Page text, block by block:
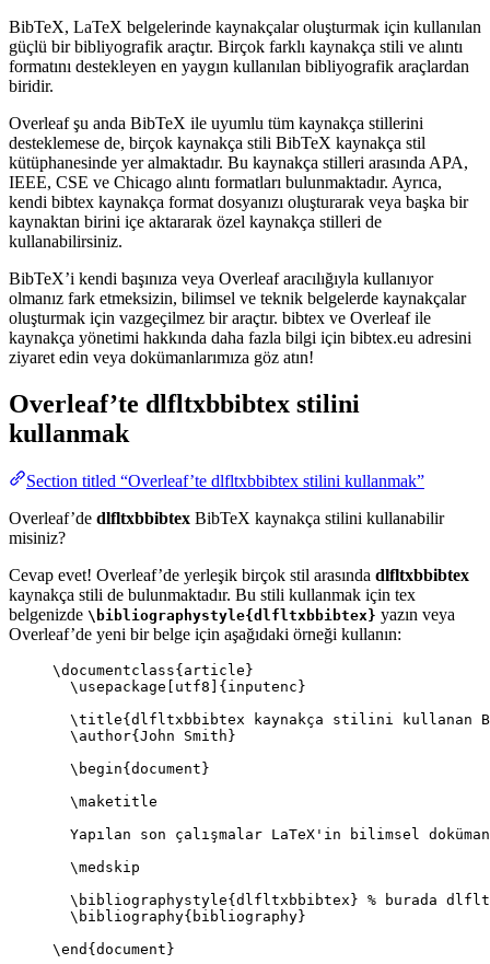
BibTeX, LaTeX belgelerinde kaynakçalar oluşturmak için kullanılan
güçlü bir bibliyografik araçtır. Birçok farklı kaynakça stili ve alıntı
formatını destekleyen en yaygın kullanılan bibliyografik araçlardan
biridir.
Overleaf şu anda BibTeX ile uyumlu tüm kaynakça stillerini
desteklemese de, birçok kaynakça stili BibTeX kaynakça stil
kütüphanesinde yer almaktadır. Bu kaynakça stilleri arasında APA,
IEEE, CSE ve Chicago alıntı formatları bulunmaktadır. Ayrıca,
kendi bibtex kaynakça format dosyanızı oluşturarak veya başka bir
kaynaktan birini içe aktararak özel kaynakça stilleri de
kullanabilirsiniz.
BibTeX’i kendi başınıza veya Overleaf aracılığıyla kullanıyor
olmanız fark etmeksizin, bilimsel ve teknik belgelerde kaynakçalar
oluşturmak için vazgeçilmez bir araçtır. bibtex ve Overleaf ile
kaynakça yönetimi hakkında daha fazla bilgi için bibtex.eu adresini
ziyaret edin veya dokümanlarımıza göz atın!
Overleaf’te dlfltxbbibtex stilini
kullanmak
Section titled “Overleaf’te dlfltxbbibtex stilini kullanmak”
Overleaf’de dlfltxbbibtex BibTeX kaynakça stilini kullanabilir
misiniz?
Cevap evet! Overleaf’de yerleşik birçok stil arasında dlfltxbbibtex
kaynakça stili de bulunmaktadır. Bu stili kullanmak için tex
belgenizde \bibliographystyle{dlfltxbbibtex} yazın veya
Overleaf’de yeni bir belge için aşağıdaki örneği kullanın:
\documentclass{ article }
\usepackage
utf8 ]{ inputenc }
\title{dlfltxbbibtex kaynakça stilini kullanan
\author{John Smith}
\begin{ document }
\maketitle
Yapılan son çalışmalar LaTeX'in bilimsel
\medskip
\bibliographystyle{dlfltxbbibtex} % burada
\bibliography{bibliography}
\end { document }